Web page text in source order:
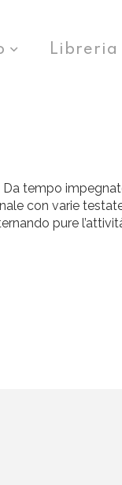
Libreria
tempo
con varie
pure